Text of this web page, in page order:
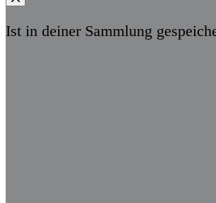
Ist in deiner Sammlung